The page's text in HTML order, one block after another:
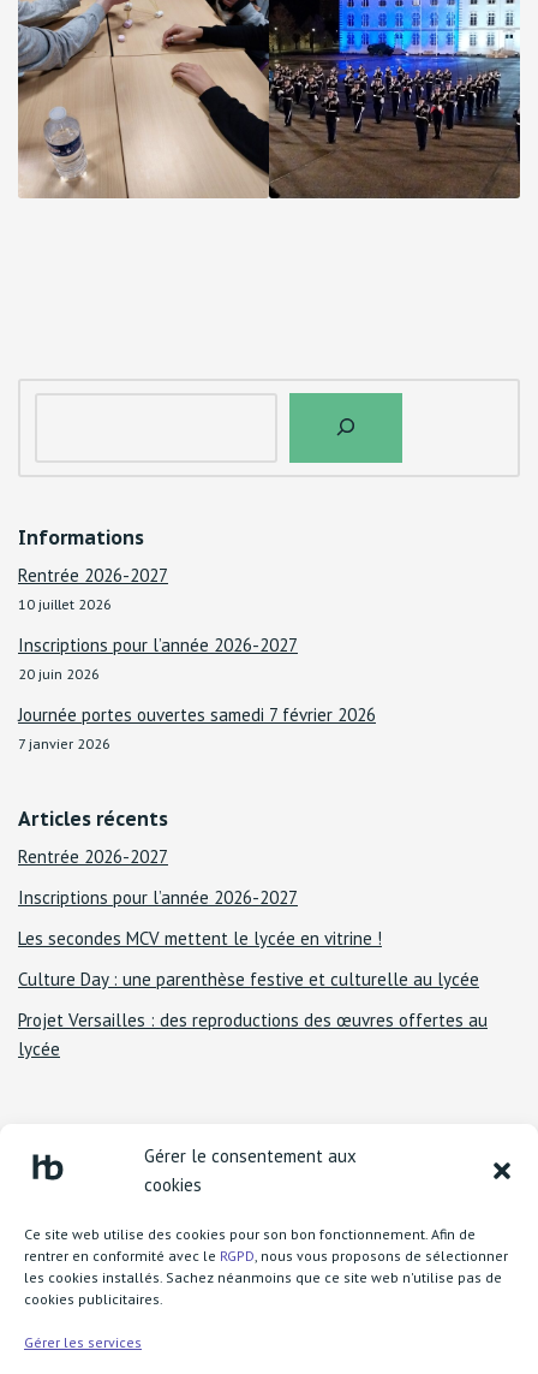
Gérer le consentement aux
cookies
Ce site web utilise des cookies pour son bon fonctionnement. Afin de
rentrer en conformité avec le RGPD, nous vous proposons de sélectionner
les cookies installés. Sachez néanmoins que ce site web n'utilise pas de
cookies publicitaires.
Gérer les services
Informations
Rentrée 2026-2027
10 juillet 2026
Inscriptions pour l’année 2026-2027
20 juin 2026
Journée portes ouvertes samedi 7 février 2026
7 janvier 2026
Articles récents
Rentrée 2026-2027
Inscriptions pour l’année 2026-2027
Les secondes MCV mettent le lycée en vitrine !
Culture Day : une parenthèse festive et culturelle au lycée
Projet Versailles : des reproductions des œuvres offertes au
lycée
Lycée Henri Becquerel
1 boulevard Henri Rousselle